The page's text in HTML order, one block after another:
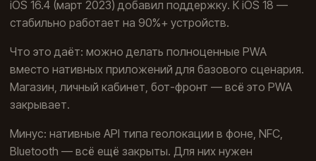
iOS 16.4 (март 2023) добавил поддержку. К iOS 18 —
стабильно работает на 90%+ устройств.
Что это даёт: можно делать полноценные PWA
вместо нативных приложений для базового сценария.
Магазин, личный кабинет, бот-фронт — всё это PWA
закрывает.
Минус: нативные API типа геолокации в фоне, NFC,
Bluetooth — всё ещё закрыты. Для них нужен